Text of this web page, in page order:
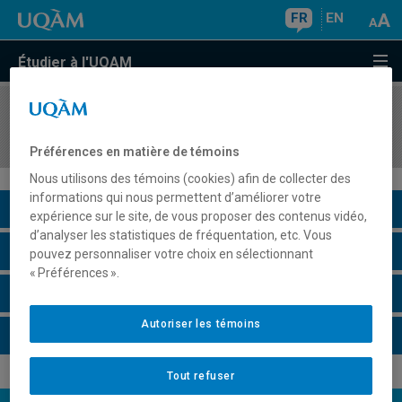
FR EN
Étudier à l'UQAM
COURS//
Description du cours
Horaire - Été 2026
Préférences en matière de témoins
Nous utilisons des témoins (cookies) afin de collecter des
informations qui nous permettent d’améliorer votre
expérience sur le site, de vous proposer des contenus vidéo,
d’analyser les statistiques de fréquentation, etc. Vous
pouvez personnaliser votre choix en sélectionnant
« Préférences ».
Tout refuser
Autoriser les témoins